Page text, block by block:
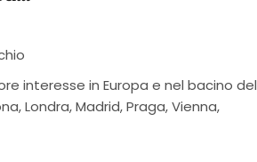
interesse in Europa e nel bacino del
Londra, Madrid, Praga, Vienna,